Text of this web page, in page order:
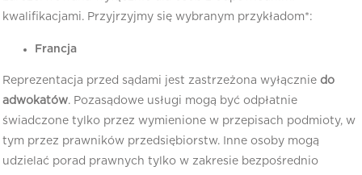
kwalifikacjami. Przyjrzyjmy się wybranym przykładom*:
Francja
Reprezentacja przed sądami jest zastrzeżona wyłącznie do
adwokatów. Pozasądowe usługi mogą być odpłatnie
świadczone tylko przez wymienione w przepisach podmioty, w
tym przez prawników przedsiębiorstw. Inne osoby mogą
udzielać porad prawnych tylko w zakresie bezpośrednio